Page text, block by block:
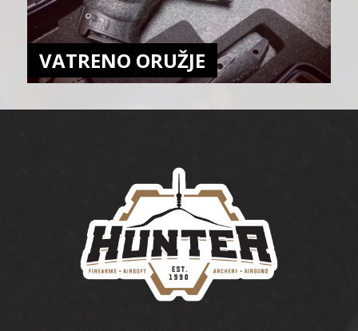
VATRENO ORUŽJE